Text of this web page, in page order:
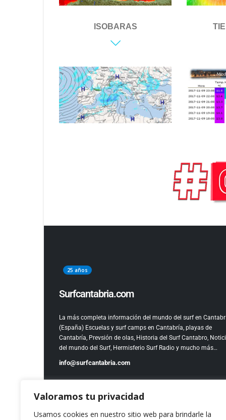
Valoramos tu privacidad
Usamos cookies en nuestro sitio web para brindarle la
ISOBARAS
25 años
Surfcantabria.com
La más completa información del mundo del surf en
(España) Escuelas y surf camps en Cantabría, playas de
Cantabría, Prevsión de olas, Historia del Surf Cantabro,
del mundo del Surf, Hermisferio Surf Radio y mucho más…
info@surfcantabria.com